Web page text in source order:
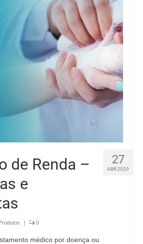
27
ABR 2020
de Renda –
e
| 0
médico por doença ou